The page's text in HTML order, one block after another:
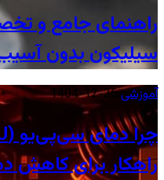
راهنمای جامع و
سیلیکون بدون آسیب
آموزشی1404-12-26
راهکار برای کاهش